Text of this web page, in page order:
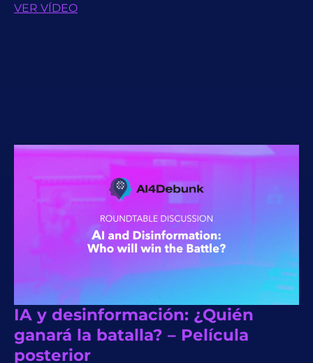
VER VÍDEO
IA y desinformación: ¿Quién
ganará la batalla? – Película
posterior